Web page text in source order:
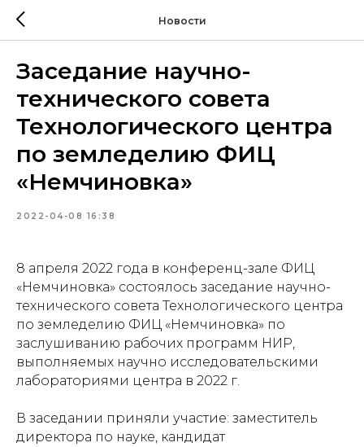
Новости
Заседание научно-
технического совета
Технологического центра
по земледелию ФИЦ
«Немчиновка»
2022-04-08 16:38
8 апреля 2022 года в конференц-зале ФИЦ
«Немчиновка» состоялось заседание научно-
технического совета Технологического центра
по земледелию ФИЦ «Немчиновка» по
заслушиванию рабочих программ НИР,
выполняемых научно исследовательскими
лабораториями центра в 2022 г.
В заседании приняли участие: заместитель
директора по науке, кандидат